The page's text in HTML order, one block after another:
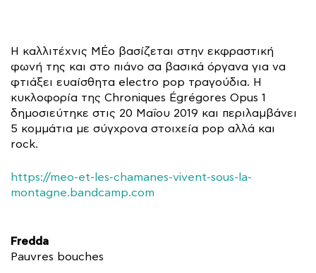
Η καλλιτέχνις MÉo βασίζεται στην εκφραστική
φωνή της και στο πιάνο σα βασικά όργανα για να
φτιάξει ευαίσθητα electro pop τραγούδια. Η
κυκλοφορία της Chroniques Égrégores Opus 1
δημοσιεύτηκε στις 20 Μαΐου 2019 και περιλαμβάνει
5 κομμάτια με σύγχρονα στοιχεία pop αλλά και
rock.
https://meo-et-les-chamanes-vivent-sous-la-
montagne.bandcamp.com
Fredda
Pauvres bouches